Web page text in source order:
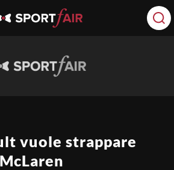
vuole strappare